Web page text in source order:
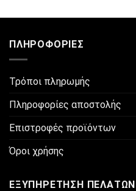
ΠΛΗΡΟΦΟΡΊΕΣ
Τρόποι πληρωμής
Πληροφορίες αποστολής
Επιστροφές προϊόντων
Όροι χρήσης
ΕΞΥΠΗΡΈΤΗΣΗ ΠΕΛΑΤΏΝ